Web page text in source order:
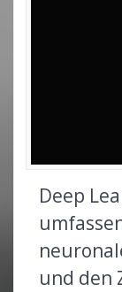
Deep
und den